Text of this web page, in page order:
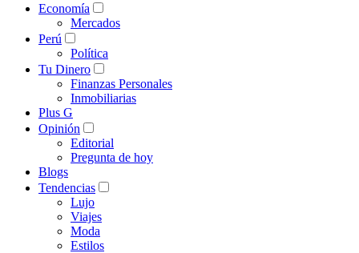
Economía
Mercados
Perú
Política
Tu Dinero
Finanzas Personales
Inmobiliarias
Plus G
Opinión
Editorial
Pregunta de hoy
Blogs
Tendencias
Lujo
Viajes
Moda
Estilos